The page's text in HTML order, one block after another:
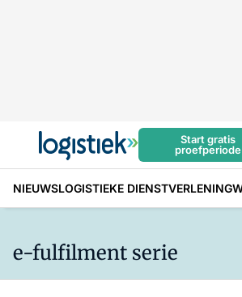
Start gratis
proefperiode
NIEUWSLOGISTIEKE DIENSTVERLENING
e-fulfilment serie